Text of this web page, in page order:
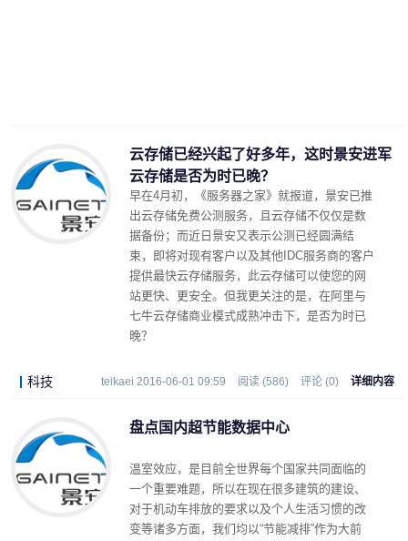
云存储已经兴起了好多年，这时景安进军
云存储是否为时已晚？
早在4月初，《服务器之家》就报道，景安已推
出云存储免费公测服务，且云存储不仅仅是数
据备份；而近日景安又表示公测已经圆满结
束，即将对现有客户以及其他IDC服务商的客户
提供最快云存储服务，此云存储可以使您的网
站更快、更安全。但我更关注的是，在阿里与
七牛云存储商业模式成熟冲击下，是否为时已
晚？
科技 teikaei 2016-06-01 09:59 阅读 (586) 评论 (0) 详细内容
盘点国内超节能数据中心
温室效应，是目前全世界每个国家共同面临的
一个重要难题，所以在现在很多建筑的建设、
对于机动车排放的要求以及个人生活习惯的改
变等诸多方面，我们均以“节能减排”作为大前